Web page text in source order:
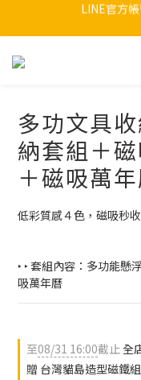
【夏日總動員】
【夏日總動員】
台灣地區
【夏日總動員】
多功文具
納套組＋
＋磁吸萬
低彩質感４色，磁吸秒
‣ ‣ 套組內容：多功能懸
吸萬年曆
至08/31 16:00截止全
贈 台灣貓島造型磁鐵